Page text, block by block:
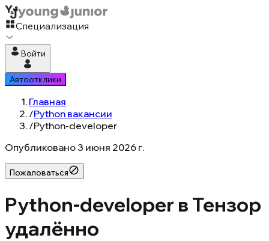
Специализация
Войти
Автоотклики
Главная
/Python вакансии
/Python-developer
Опубликовано3 июня 2026 г.
Пожаловаться
Python-developer в Тензор
удалённо